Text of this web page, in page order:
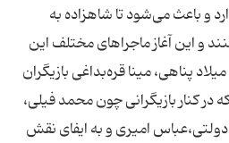
و باعث می‌شود تا شاهزاده به
و این آغاز ماجراهای مختلف این
پناهی، مینا قره‌بداغی بازیگران
كنار بازیگرانی چون محمد فیلی،
امیری و به ایفای نقش